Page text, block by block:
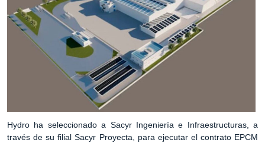
Hydro ha seleccionado a Sacyr Ingeniería e Infraestructuras, a
través de su filial Sacyr Proyecta, para ejecutar el contrato EPCM